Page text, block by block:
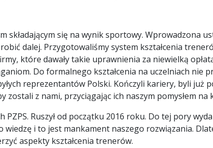
składającym się na wynik sportowy. Wprowadzona
dalej. Przygotowaliśmy system kształcenia
które dawały takie uprawnienia za niewielką
Do formalnego kształcenia na uczelniach nie
reprezentantów Polski. Kończyli kariery, byli już
z nami, przyciągając ich naszym pomysłem na
Ruszył od początku 2016 roku. Do tej pory
i to jest mankament naszego rozwiązania.
aspekty kształcenia trenerów.